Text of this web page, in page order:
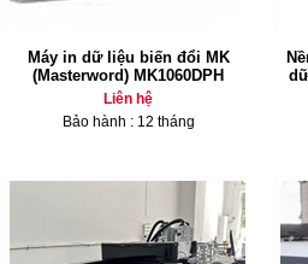
Máy in dữ liệu biến đổi MK
(Masterword) MK1060DPH
Liên hệ
Bảo hành : 12 tháng